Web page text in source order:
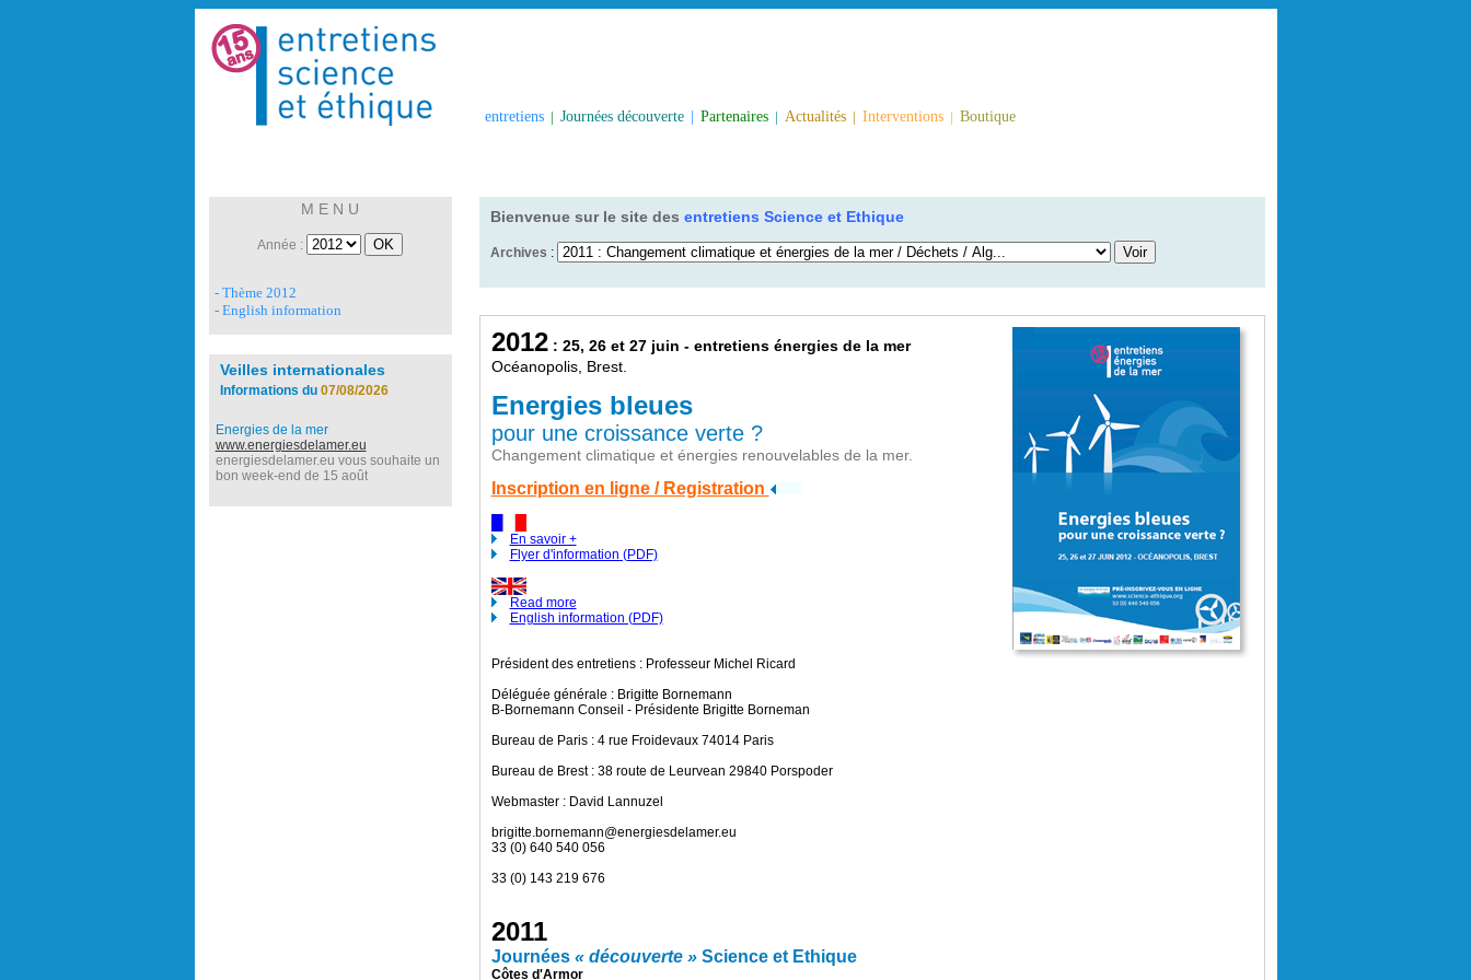
entretiens | Journées découverte Partenaires | Actualités | Interventions | Boutique
M E N U
Année :
- Thème 2012
- English information
Veilles internationales
Informations du 07/08/2026
Energies de la mer
www.energiesdelamer.eu
energiesdelamer.eu vous souhaite un
bon week-end de 15 août
Bienvenue sur le site des entretiens Science et Ethique
Archives :
2012: 25, 26 et 27 juin - entretiens énergies de la mer
Océanopolis, Brest.
Energies bleues
pour une croissance verte ?
Changement climatique et énergies renouvelables de la mer.
Inscription en ligne / Registration
En savoir +
Flyer d'information (PDF)
Read more
English information (PDF)
Président des entretiens : Professeur Michel Ricard
Déléguée générale : Brigitte Bornemann
B-Bornemann Conseil - Présidente Brigitte Borneman
Bureau de Paris : 4 rue Froidevaux 74014 Paris
Bureau de Brest : 38 route de Leurvean 29840 Porspoder
Webmaster : David Lannuzel
brigitte.bornemann@energiesdelamer.eu
33 (0) 640 540 056
33 (0) 143 219 676
2011
Journées « découverte »Science et Ethique
Côtes d'Armor